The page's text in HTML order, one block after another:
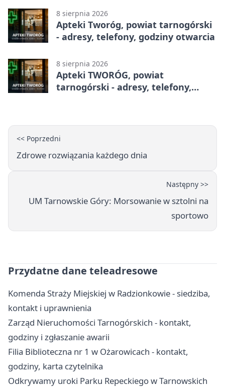
8 sierpnia 2026
Apteki Tworóg, powiat tarnogórski
- adresy, telefony, godziny otwarcia
8 sierpnia 2026
Apteki TWORÓG, powiat
tarnogórski - adresy, telefony,
<< Poprzedni
Zdrowe rozwiązania każdego dnia
Następny >>
UM Tarnowskie Góry: Morsowanie w sztolni na
sportowo
Przydatne dane teleadresowe
Komenda Straży Miejskiej w Radzionkowie - siedziba,
kontakt i uprawnienia
Zarząd Nieruchomości Tarnogórskich - kontakt,
godziny i zgłaszanie awarii
Filia Biblioteczna nr 1 w Ożarowicach - kontakt,
godziny, karta czytelnika
Odkrywamy uroki Parku Repeckiego w Tarnowskich